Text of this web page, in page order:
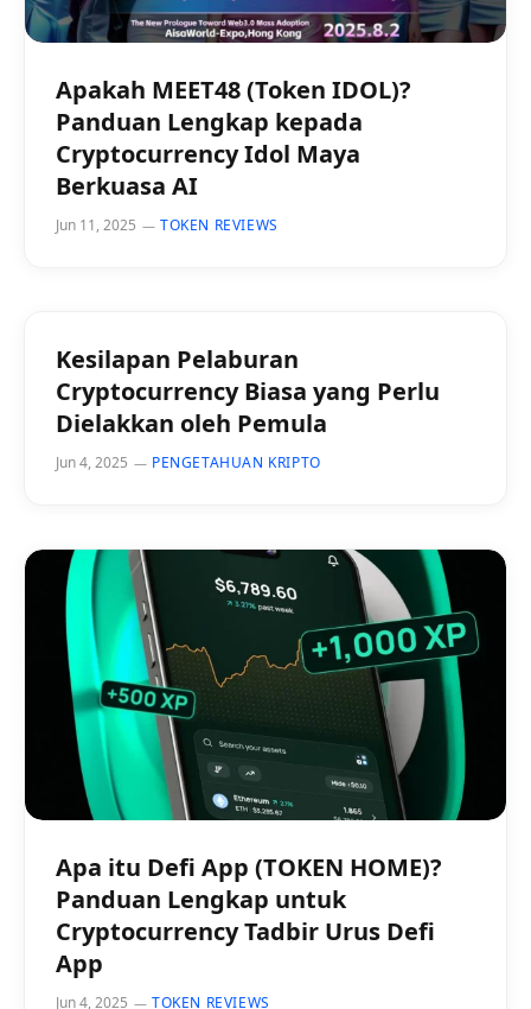
Apakah MEET48 (Token IDOL)?
Panduan Lengkap kepada
Cryptocurrency Idol Maya
Berkuasa AI
Jun 11, 2025 TOKEN REVIEWS
Kesilapan Pelaburan
Cryptocurrency Biasa yang Perlu
Dielakkan oleh Pemula
Jun 4, 2025 PENGETAHUAN KRIPTO
Apa itu Defi App (TOKEN HOME)?
Panduan Lengkap untuk
Cryptocurrency Tadbir Urus Defi
App
Jun 4, 2025 TOKEN REVIEWS